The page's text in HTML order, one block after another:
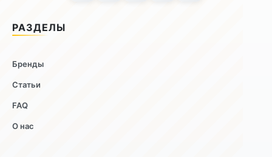
РАЗДЕЛЫ
Бренды
Статьи
FAQ
О нас